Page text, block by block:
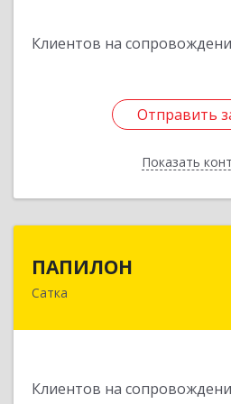
Клиентов на
Отправить
Показать
Отправить
Назад
ПАПИЛОН
Сатка
Клиентов на
456910, Челябинская